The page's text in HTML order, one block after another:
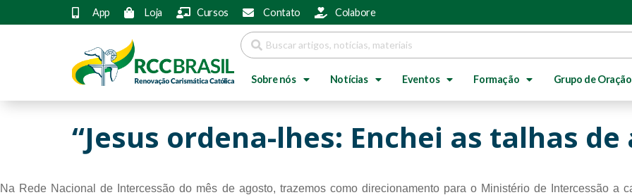
App Loja Cursos Contato Colabore
Sobre nós Notícias Eventos Formação Grupo de Oração
“Jesus ordena-lhes: Enchei as talhas de
Na Rede Nacional de Intercessão do mês de agosto, trazemos como direcionamento para o Ministério de Intercessão a